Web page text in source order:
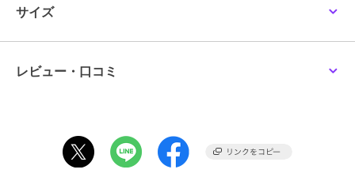
【サイズ感】
普段23.5cmを履いているスタッフでMサイズでジャストでした。
商品カテゴリ シューズ ／スニーカー
性別タイプ
レディース
サイズ
レビュー・口コミ